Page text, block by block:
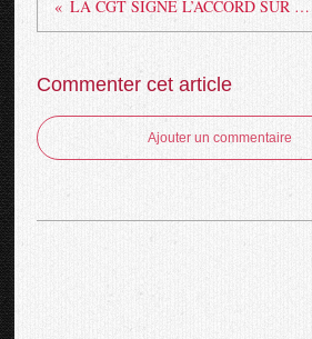
LA CGT SIGNE L’ACCORD SUR LA NAO 2012.
Commenter cet article
Ajouter un commentaire